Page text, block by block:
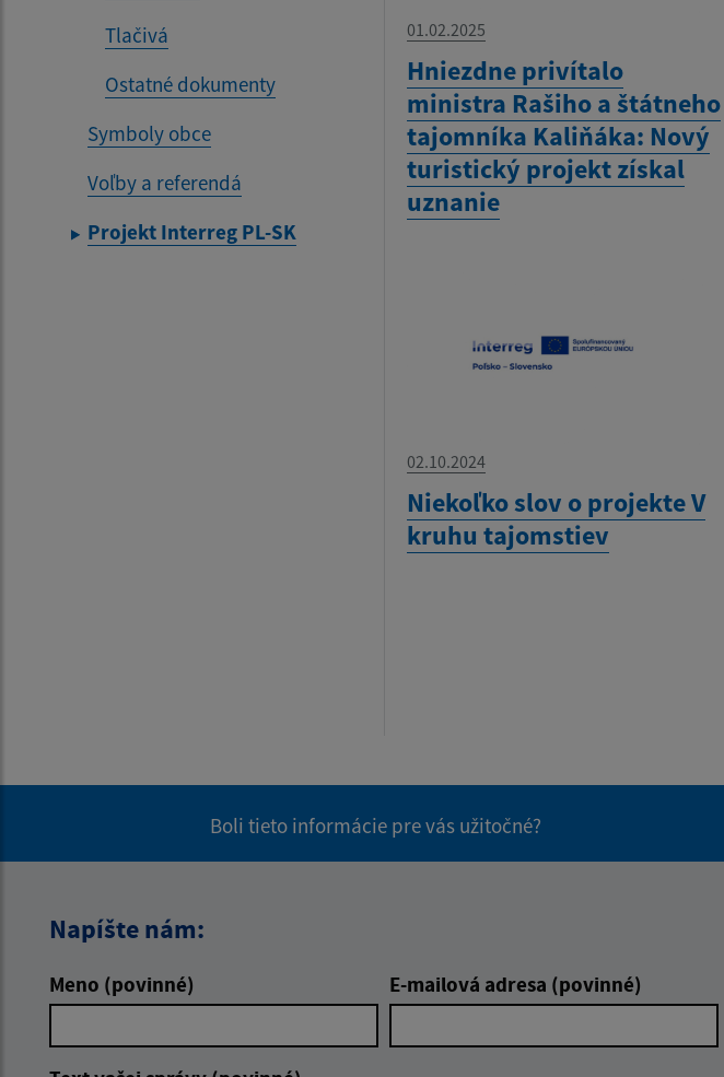
Tlačivá
Ostatné dokumenty
Symboly obce
Voľby a referendá
Projekt Interreg PL-SK
01.02.2025
Hniezdne privítalo
ministra Rašiho a štátneho
tajomníka Kaliňáka: Nový
turistický projekt získal
uznanie
02.10.2024
Niekoľko slov o projekte V
kruhu tajomstiev
Boli tieto informácie pre vás užitočné?
Napíšte nám:
Meno (povinné) E-mailová adresa (povinné)